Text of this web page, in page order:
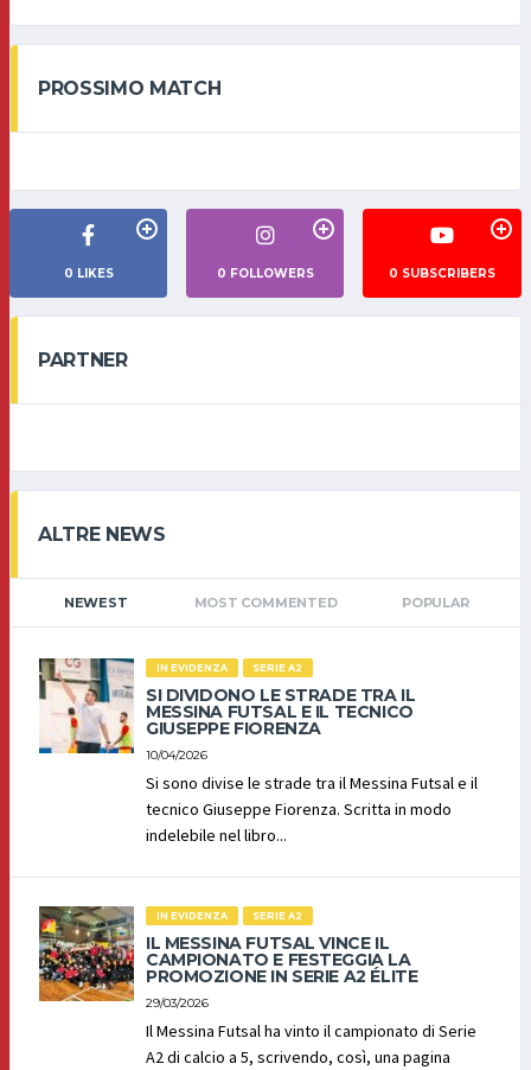
PROSSIMO MATCH
0 LIKES 0 FOLLOWERS 0 SUBSCRIBERS
PARTNER
ALTRE NEWS
NEWEST MOST COMMENTED POPULAR
IN EVIDENZA SERIE A2
SI DIVIDONO LE STRADE TRA IL
MESSINA FUTSAL E IL TECNICO
GIUSEPPE FIORENZA
10/04/2026
Si sono divise le strade tra il Messina Futsal e il
tecnico Giuseppe Fiorenza. Scritta in modo
indelebile nel libro...
IN EVIDENZA SERIE A2
IL MESSINA FUTSAL VINCE IL
CAMPIONATO E FESTEGGIA LA
PROMOZIONE IN SERIE A2 ÉLITE
29/03/2026
Il Messina Futsal ha vinto il campionato di Serie
A2 di calcio a 5, scrivendo, così, una pagina